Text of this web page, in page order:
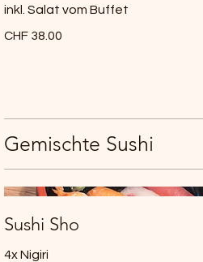
inkl. Salat vom Buffet
CHF 38.00
Gemischte Sushi
Sushi Sho
4x Nigiri